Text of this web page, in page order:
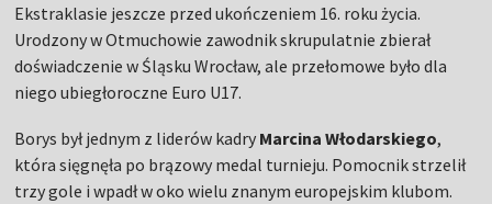
Ekstraklasie jeszcze przed ukończeniem 16. roku życia.
Urodzony w Otmuchowie zawodnik skrupulatnie zbierał
doświadczenie w Śląsku Wrocław, ale przełomowe było dla
niego ubiegłoroczne Euro U17.
Borys był jednym z liderów kadry Marcina Włodarskiego,
która sięgnęła po brązowy medal turnieju. Pomocnik strzelił
trzy gole i wpadł w oko wielu znanym europejskim klubom.